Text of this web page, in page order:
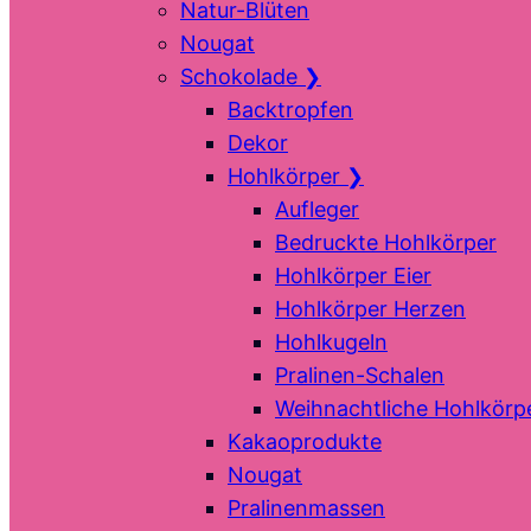
Natur-Blüten
Nougat
Schokolade ❯
Backtropfen
Dekor
Hohlkörper ❯
Aufleger
Bedruckte Hohlkörper
Hohlkörper Eier
Hohlkörper Herzen
Hohlkugeln
Pralinen-Schalen
Weihnachtliche
Kakaoprodukte
Nougat
Pralinenmassen